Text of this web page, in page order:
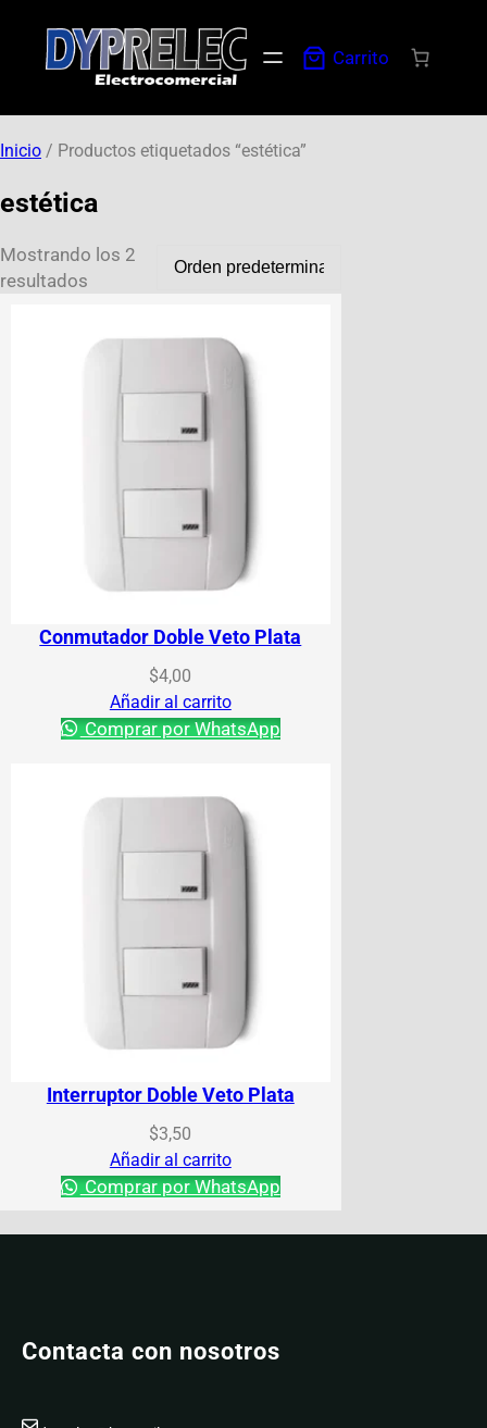
Carrito
Inicio / Productos etiquetados “estética”
estética
Mostrando los 2
resultados
Conmutador Doble Veto Plata
$4,00
Añadir al carrito
Comprar por WhatsApp
Interruptor Doble Veto Plata
$3,50
Añadir al carrito
Comprar por WhatsApp
Contacta con nosotros